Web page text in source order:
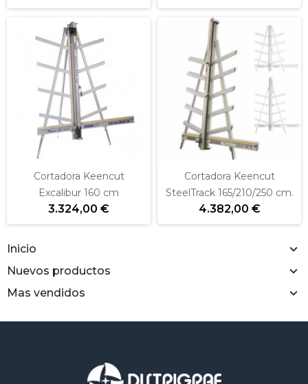
Inicio
Nuevos productos
Mas vendidos
Cortadora Keencut
Excalibur 160 cm
3.324,00 €
Cortadora Keencut
SteelTrack 165/210/250 cm.
4.382,00 €